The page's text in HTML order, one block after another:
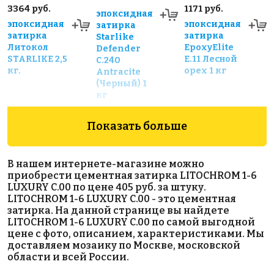
3364 руб.
эпоксидная
затирка
Литокол
STARLIKE 2,5
кг.
эпоксидная
затирка
Starlike
Defender
С.240
Antracite
(Черный) 1
кг
1171 руб.
эпоксидная
затирка
EpoxyElite
E.11 Лесной
орех 1 кг
680 руб.
гидроизоляция
LITOBAND AI
2100 руб.
эпоксидная
затирка
Starlike
Defender
6541 руб.
эпоксидная
затирка
EPOXYSTUK
Показать больше
В нашем интернете-магазине можно
приобрести цементная затирка LITOCHROM 1-6
LUXURY C.00 по цене 405 руб. за штуку.
LITOCHROM 1-6 LUXURY C.00 - это цементная
затирка. На данной странице вы найдете
LITOCHROM 1-6 LUXURY C.00 по самой выгодной
цене с фото, описанием, характеристиками. Мы
доставляем мозаику по Москве, московской
области и всей России.